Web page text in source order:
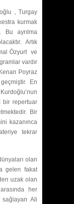
, Turgay
kurmak
Bu ayrılma
Artık
Özyurt ve
vardır
Poyraz
En
bir repertuar
Bir
kazanınca
tekrar
olan
gelen fakat
uzak olan
her
Ali